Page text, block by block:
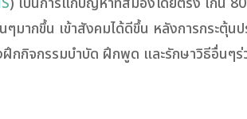
มากขึ้น เข้าสังคมได้ดีขึ้น หลังการกระตุ้
กกิจกรรมบำบัด ฝึกพูด และรักษาวิธีอื่นๆร่